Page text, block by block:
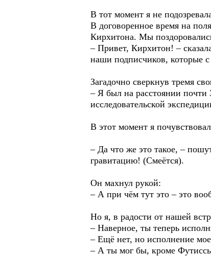
В тот момент я не
В договоренное время на
Кирхитона. Мы
– Привет, Кирхитон! –
наши подписчиков, которые
Загадочно сверкнув тремя
– Я был на расстоянии почти
исследовательской
В этот момент я
– Да что же это такое, –
гравитацию! (Смеётся).
Он махнул рукой:
– А при чём тут это – это
Но я, в радости от нашей
– Наверное, ты теперь
– Ещё нет, но исполнение
– А ты мог бы, кроме